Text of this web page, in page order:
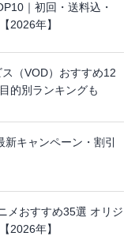
｜初回・送料込・
2026年】
ス（VOD）おすすめ12
的別ランキングも
新キャンペーン・割引
メおすすめ35選 オリジ
2026年】